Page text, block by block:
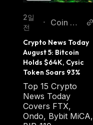
2일
전
•
Coin Ga
Crypto News Today
August 5: Bitcoin
Holds $64K, Cysic
Token Soars 93%
Top 15 Crypto
News Today
Covers FTX,
Ondo, Bybit MiCA,